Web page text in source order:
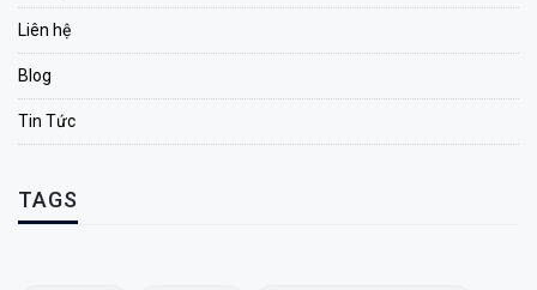
Liên hệ
Blog
Tin Tức
TAGS